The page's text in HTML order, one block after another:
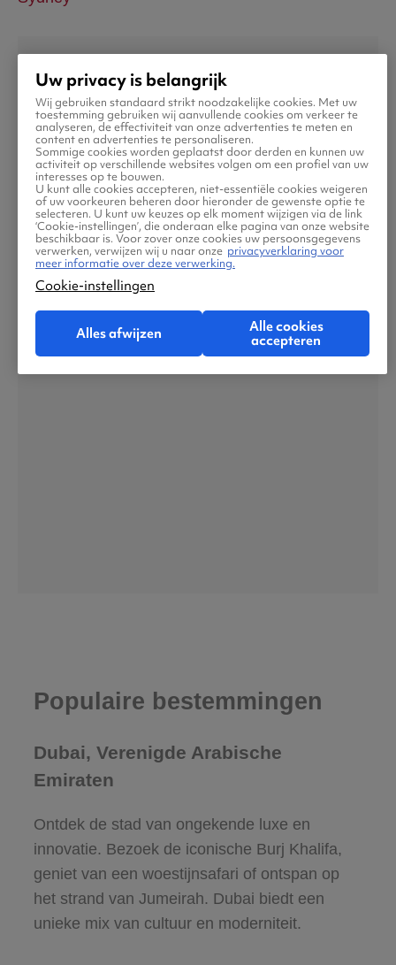
Bangkok
Populaire bestemmingen
Dubai, Verenigde Arabische
Emiraten
Ontdek de stad van ongekende luxe en
innovatie. Bezoek de iconische Burj Khalifa,
geniet van een woestijnsafari of ontspan op
het strand van Jumeirah. Dubai biedt een
unieke mix van cultuur en moderniteit.
Uw privacy is belangrijk
Wij gebruiken standaard strikt noodzakelijke cookies. Met uw
toestemming gebruiken wij aanvullende cookies om verkeer te
analyseren, de effectiviteit van onze advertenties te meten en
content en advertenties te personaliseren.
Sommige cookies worden geplaatst door derden en kunnen uw
activiteit op verschillende websites volgen om een profiel van uw
interesses op te bouwen.
U kunt alle cookies accepteren, niet-essentiële cookies weigeren
of uw voorkeuren beheren door hieronder de gewenste optie te
selecteren. U kunt uw keuzes op elk moment wijzigen via de link
‘Cookie-instellingen’, die onderaan elke pagina van onze website
beschikbaar is. Voor zover onze cookies uw persoonsgegevens
verwerken, verwijzen wij u naar onze privacyverklaring voor
meer informatie over deze verwerking.
Cookie-instellingen
Alles afwijzen
Alle cookies
accepteren